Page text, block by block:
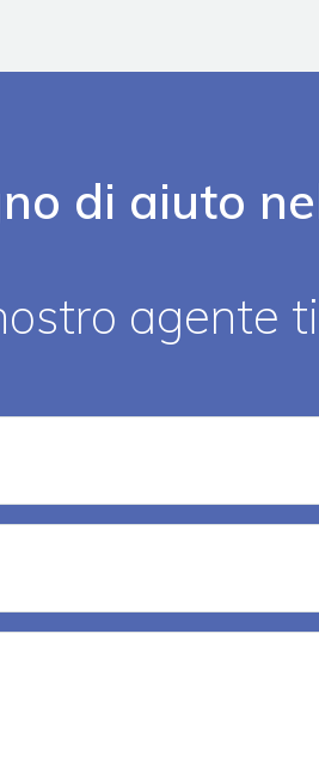
di aiuto
agente